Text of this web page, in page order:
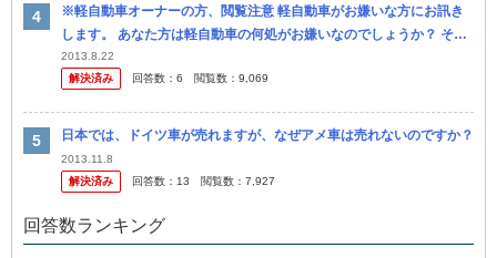
※軽自動車オーナーの方、閲覧注意 軽自動車がお嫌いな方にお訊き
します。 あなた方は軽自動車の何処がお嫌いなのでしょうか？ それ
とも、軽自動車に乗る人間がお嫌いなのでしょうか？ あと本当...
2013.8.22
解決済み
回答数： 6 閲覧数： 9,069
日本では、ドイツ車が売れますが、なぜアメ車は売れないのですか？
2013.11.8
解決済み
回答数： 13 閲覧数： 7,927
回答数ランキング